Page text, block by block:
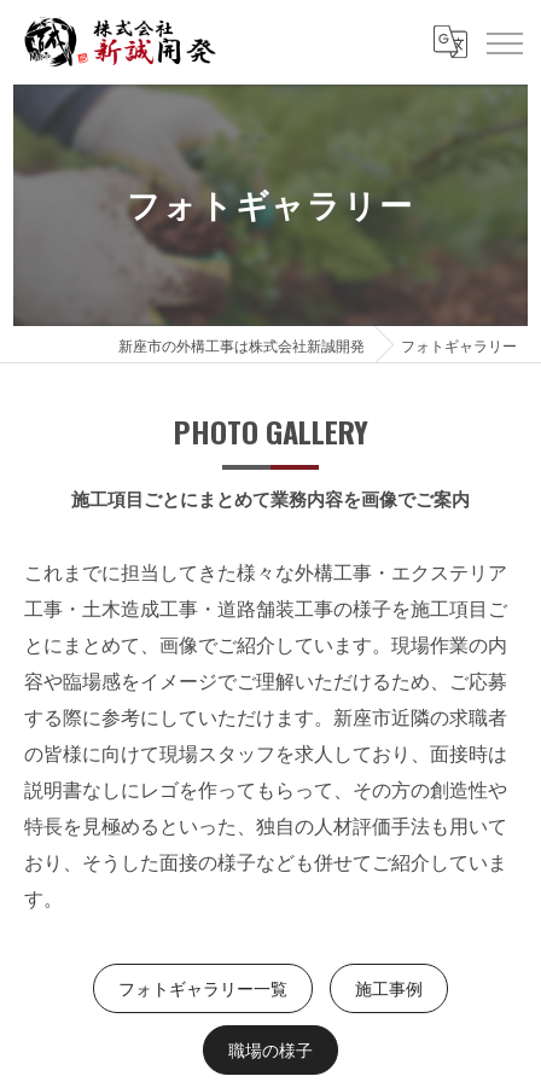
フォトギャラリー
新座市の外構工事は株式会社新誠開発 フォトギャラリー
PHOTO GALLERY
施工項目ごとにまとめて業務内容を画像でご案内
これまでに担当してきた様々な外構工事・エクステリア
工事・土木造成工事・道路舗装工事の様子を施工項目ご
とにまとめて、画像でご紹介しています。現場作業の内
容や臨場感をイメージでご理解いただけるため、ご応募
する際に参考にしていただけます。新座市近隣の求職者
の皆様に向けて現場スタッフを求人しており、面接時は
説明書なしにレゴを作ってもらって、その方の創造性や
特長を見極めるといった、独自の人材評価手法も用いて
おり、そうした面接の様子なども併せてご紹介していま
す。
フォトギャラリー一覧 施工事例
職場の様子